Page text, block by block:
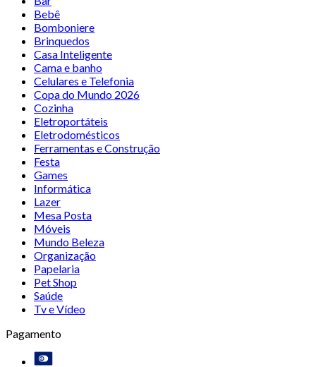
Bebê
Bomboniere
Brinquedos
Casa Inteligente
Cama e banho
Celulares e Telefonia
Copa do Mundo 2026
Cozinha
Eletroportáteis
Eletrodomésticos
Ferramentas e Construção
Festa
Games
Informática
Lazer
Mesa Posta
Móveis
Mundo Beleza
Organização
Papelaria
Pet Shop
Saúde
Tv e Vídeo
Pagamento